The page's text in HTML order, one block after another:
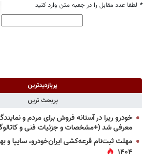
* لطفا عدد مقابل را در جعبه متن وارد کنید
پربازدیدترین
پربحث ترین
خودرو ریرا در آستانه فروش برای مردم و
معرفی شد (+مشخصات و جزئیات فنی و
مهلت ثبت‌نام قرعه‌کشی ایران‌خودرو، سایپا و